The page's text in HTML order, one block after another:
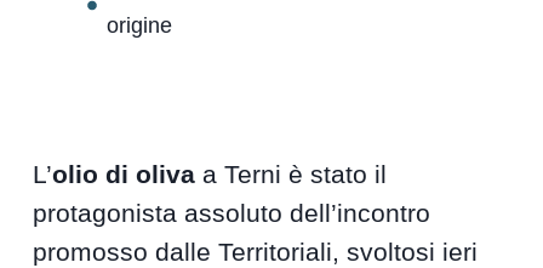
origine
L’olio di oliva a Terni è stato il
protagonista assoluto dell’incontro
promosso dalle Territoriali, svoltosi ieri